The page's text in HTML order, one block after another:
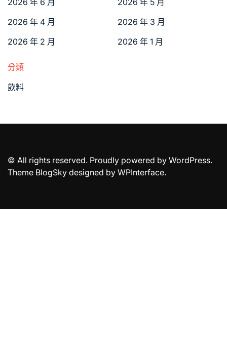
2026 年 4 月
2026 年 3 月
2026 年 2 月
2026 年 1 月
分類
飲料
© All rights reserved. Proudly powered by WordPress.
Theme BlogSky designed by WPInterface.